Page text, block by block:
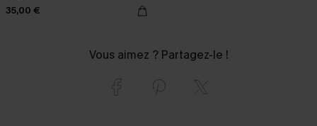
35,00 €
Vous aimez ? Partagez-le !